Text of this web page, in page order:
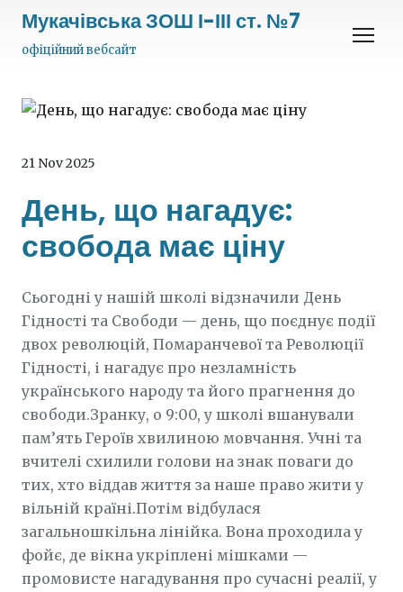
Мукачівська ЗОШ І-ІІІ ст. №7
офіційний вебсайт
21 Nov 2025
День, що нагадує:
свобода має ціну
Сьогодні у нашій школі відзначили День
Гідності та Свободи — день, що поєднує події
двох революцій, Помаранчевої та Революції
Гідності, і нагадує про незламність
українського народу та його прагнення до
свободи.Зранку, о 9:00, у школі вшанували
пам’ять Героїв хвилиною мовчання. Учні та
вчителі схилили голови на знак поваги до
тих, хто віддав життя за наше право жити у
вільній країні.Потім відбулася
загальношкільна лінійка. Вона проходила у
фойє, де вікна укріплені мішками —
промовисте нагадування про сучасні реалії, у